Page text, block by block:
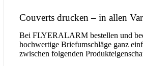
Couverts drucken – in allen
Bei FLYERALARM bestellen und
hochwertige Briefumschläge ganz
zwischen folgenden